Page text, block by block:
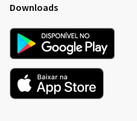
Downloads